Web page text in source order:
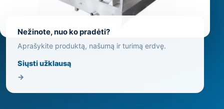
Nežinote, nuo ko pradėti?
Aprašykite produktą, našumą ir turimą erdvę.
Siųsti užklausą
→